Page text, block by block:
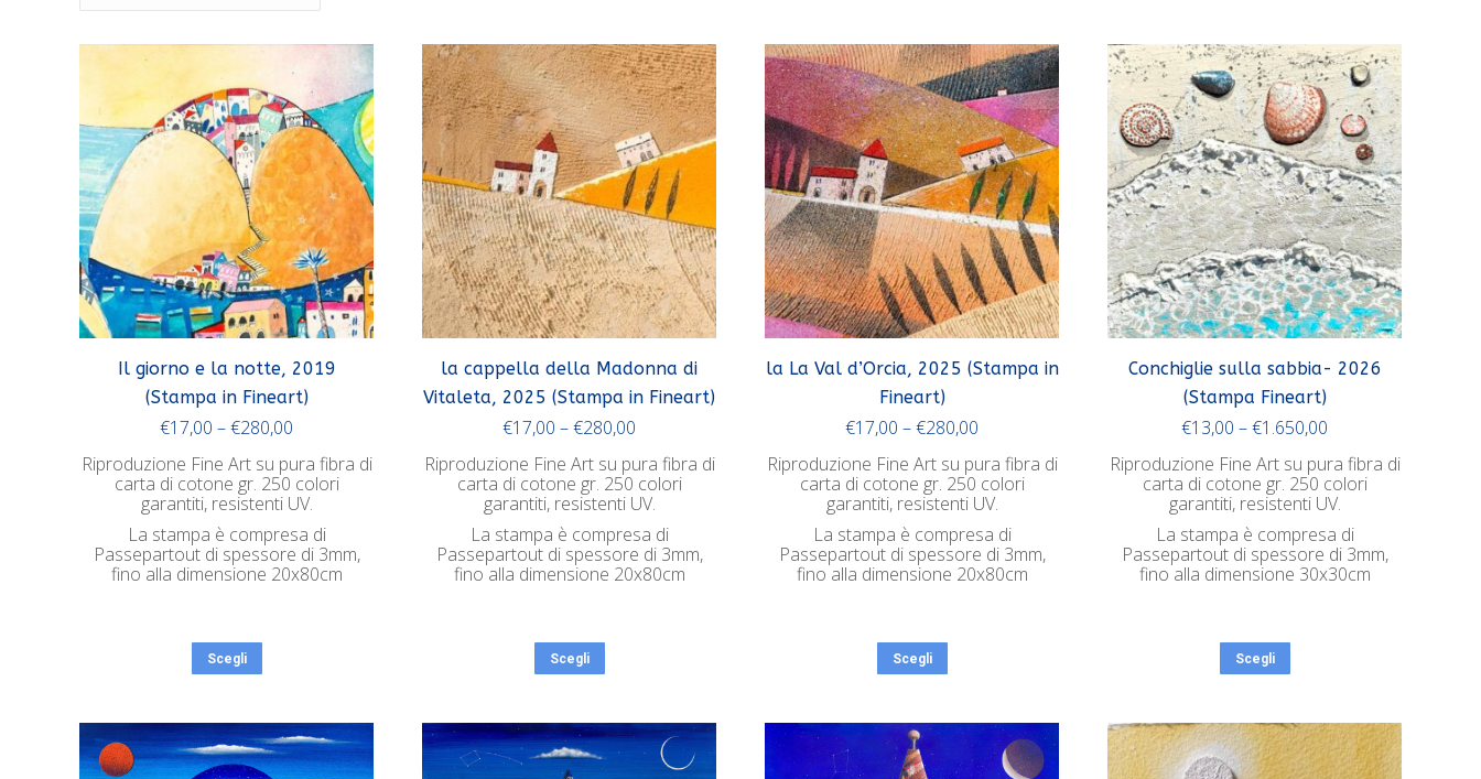
Il giorno e la notte, 2019
(Stampa in Fineart)
€17,00 –€280,00
Riproduzione Fine Art su pura fibra di
carta di cotone gr. 250 colori
garantiti, resistenti UV.
La stampa è compresa di
Passepartout di spessore di 3mm,
fino alla dimensione 20x80cm
Scegli
la cappella della Madonna di
Vitaleta, 2025 (Stampa in Fineart)
€17,00 –€280,00
Riproduzione Fine Art su pura fibra di
carta di cotone gr. 250 colori
garantiti, resistenti UV.
La stampa è compresa di
Passepartout di spessore di 3mm,
fino alla dimensione 20x80cm
Scegli
la La Val d’Orcia, 2025 (Stampa in
Fineart)
€17,00 –€280,00
Riproduzione Fine Art su pura fibra di
carta di cotone gr. 250 colori
garantiti, resistenti UV.
La stampa è compresa di
Passepartout di spessore di 3mm,
fino alla dimensione 20x80cm
Scegli
Conchiglie sulla sabbia- 2026
(Stampa Fineart)
€13,00 –€1.650,00
Riproduzione Fine Art su pura fibra di
carta di cotone gr. 250 colori
garantiti, resistenti UV.
La stampa è compresa di
Passepartout di spessore di 3mm,
fino alla dimensione 30x30cm
Scegli